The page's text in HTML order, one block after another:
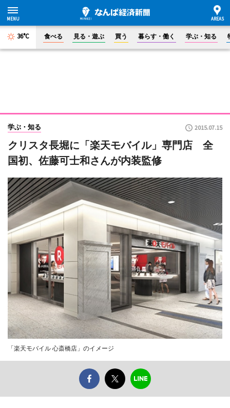
36°C 食べる 見る・遊ぶ 買う 暮らす・働く 学ぶ・知る
学ぶ・知る 2015.07.15
クリスタ長堀に「楽天モバイル」専門店 全
国初、佐藤可士和さんが内装監修
「楽天モバイル 心斎橋店」のイメージ